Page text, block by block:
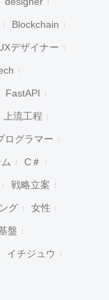
Blockchain
デザイナー
FastAPI
上流工程
ログラマー
C＃
戦略立案
グ 女性
盤
イチジュウ